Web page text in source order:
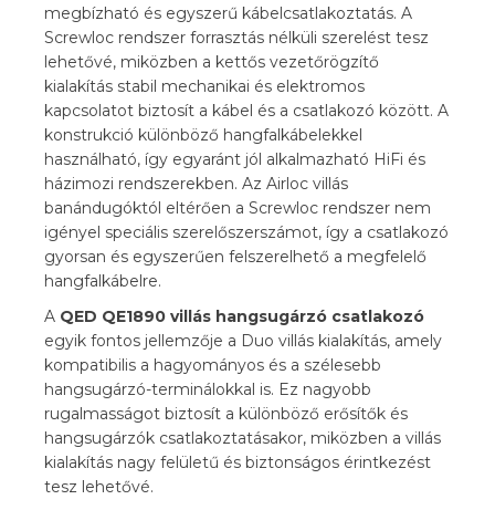
megbízható és egyszerű kábelcsatlakoztatás. A
Screwloc rendszer forrasztás nélküli szerelést tesz
lehetővé, miközben a kettős vezetőrögzítő
kialakítás stabil mechanikai és elektromos
kapcsolatot biztosít a kábel és a csatlakozó között. A
konstrukció különböző hangfalkábelekkel
használható, így egyaránt jól alkalmazható HiFi és
házimozi rendszerekben. Az Airloc villás
banándugóktól eltérően a Screwloc rendszer nem
igényel speciális szerelőszerszámot, így a csatlakozó
gyorsan és egyszerűen felszerelhető a megfelelő
hangfalkábelre.
A QED QE1890 villás hangsugárzó csatlakozó
egyik fontos jellemzője a Duo villás kialakítás, amely
kompatibilis a hagyományos és a szélesebb
hangsugárzó-terminálokkal is. Ez nagyobb
rugalmasságot biztosít a különböző erősítők és
hangsugárzók csatlakoztatásakor, miközben a villás
kialakítás nagy felületű és biztonságos érintkezést
tesz lehetővé.